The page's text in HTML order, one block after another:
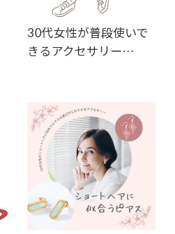
30代女性が普段使いで
きるアクセサリー…